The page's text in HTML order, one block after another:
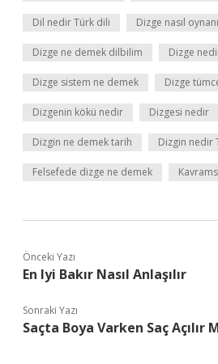
Dil nedir Türk dili Dizge nasıl
Dizge ne demek dilbilim Dizge
Dizge sistem ne demek Dizge
Dizgenin kökü nedir Dizgesi nedir
Dizgin ne demek tarih Dizgin nedir
Felsefede dizge ne demek
Önceki Yazı
En Iyi Bakır Nasıl Anlaşılır
Sonraki Yazı
Saçta Boya Varken Saç Açılır